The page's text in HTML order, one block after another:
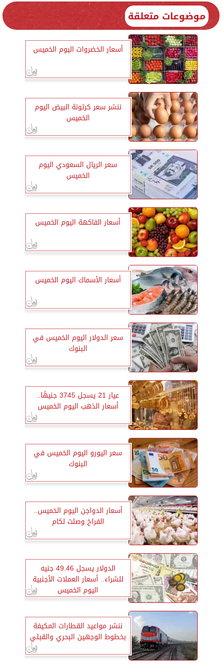
موضوعات متعلقة
أسعار الخضروات اليوم الخميس
ننشر سعر كرتونة البيض اليوم
الخميس
سعر الريال السعودي اليوم
الخميس
أسعار الفاكهة اليوم الخميس
أسعار الأسماك اليوم الخميس
سعر الدولار اليوم الخميس في
البنوك
عيار 21 يسجل 3745 جنيهًا..
أسعار الذهب اليوم الخميس
سعر اليورو اليوم الخميس في
البنوك
أسعار الدواجن اليوم الخميس..
الفراخ وصلت لكام
الدولار يسجل 49.46 جنيه
للشراء.. أسعار العملات الأجنبية
اليوم الخميس
ننشر مواعيد القطارات المكيفة
بخطوط الوجهين البحري والقبلي